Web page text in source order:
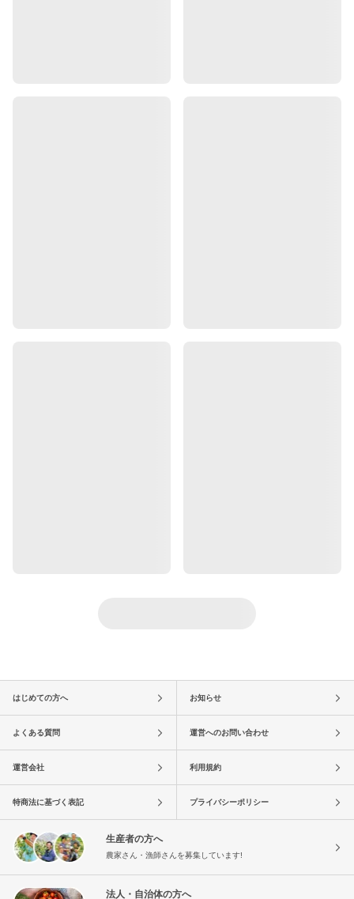
はじめての方へ お知らせ
よくある質問 運営へのお問い合わせ
運営会社 利用規約
特商法に基づく表記 プライバシーポリシー
生産者の方へ
農家さん・漁師さんを募集しています!
法人・自治体の方へ